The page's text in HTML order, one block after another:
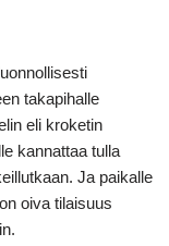
takapihalle
eli kroketin
kannattaa tulla
Ja paikalle
oiva tilaisuus